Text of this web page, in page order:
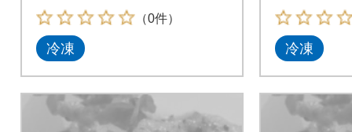
（0件）
冷凍 冷凍